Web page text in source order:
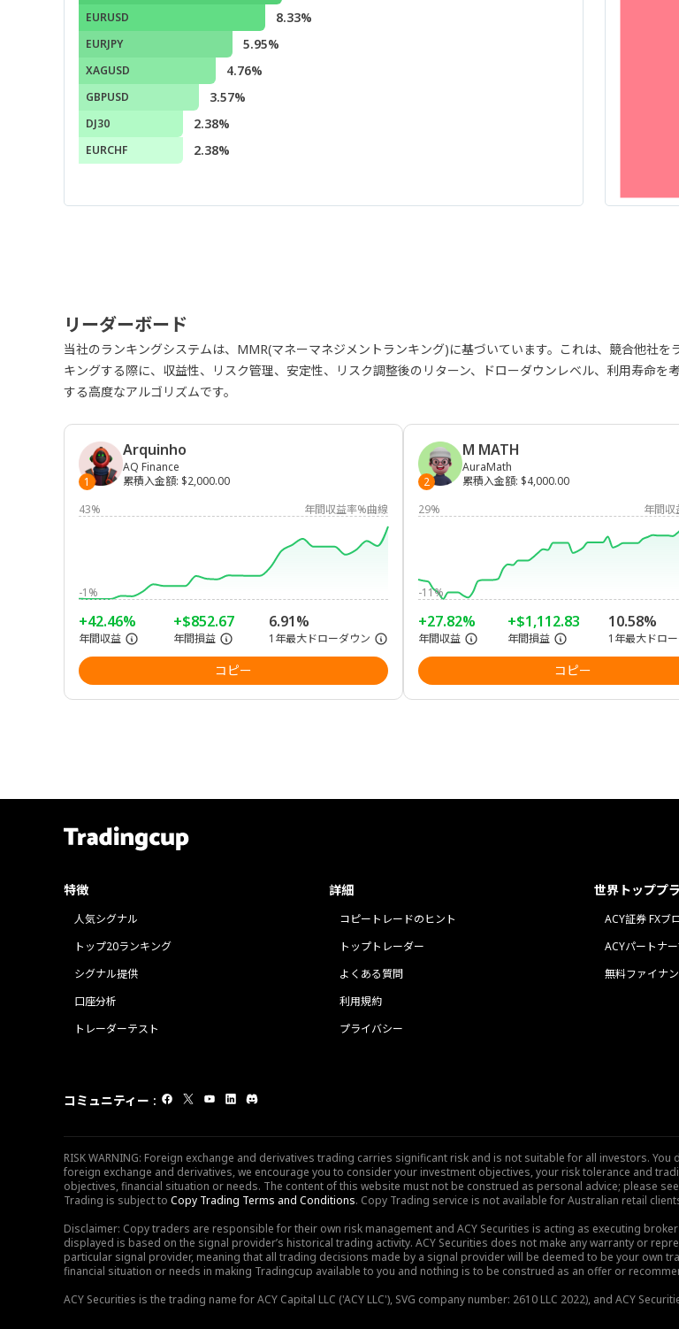
EURUSD 8.33%
EURJPY 5.95%
XAGUSD 4.76%
GBPUSD 3.57%
DJ30 2.38%
EURCHF 2.38%
リーダーボード
当社のランキングシステムは、MMR(マネーマネジメントランキング)に基づいています。これは、競合他社を
キングする際に、収益性、リスク管理、安定性、リスク調整後のリターン、ドローダウンレベル、利用寿命を
する高度なアルゴリズムです。
1
Arquinho
AQ Finance
累積入金額: $2,000.00
43%
年間収益率%曲線
-1%
+42.46%
年間収益
+$852.67
年間損益
6.91%
1年最大ドローダウン
コピー
2
M MATH
AuraMath
累積入金額: $4,000.00
29%
年間
-11%
+27.82%
年間収益
+$1,112.83
年間損益
10.58%
1年最大ドロ
コピー
特徴
人気シグナル
トップ20ランキング
シグナル提供
口座分析
トレーダーテスト
詳細
コピートレードのヒント
トップトレーダー
よくある質問
利用規約
プライバシー
世界トッププ
ACY証券 FXブ
ACYパートナ
無料ファイナ
コミュニティー :
RISK WARNING: Foreign exchange and derivatives trading carries significant risk and is not suitable for all investors.
foreign exchange and derivatives, we encourage you to consider your investment objectives, your risk tolerance and
objectives, financial situation or needs. The content of this website must not be construed as personal advice; please
Trading is subject to Copy Trading Terms and Conditions. Copy Trading service is not available for Australian retail
Disclaimer: Copy traders are responsible for their own risk management and ACY Securities is acting as executing
displayed is based on the signal provider’s historical trading activity. ACY Securities does not make any warranty or
particular signal provider, meaning that all trading decisions made by a signal provider will be deemed to be your own
financial situation or needs in making Tradingcup available to you and nothing is to be construed as an offer or
ACY Securities is the trading name for ACY Capital LLC ('ACY LLC'), SVG company number: 2610 LLC 2022), and ACY